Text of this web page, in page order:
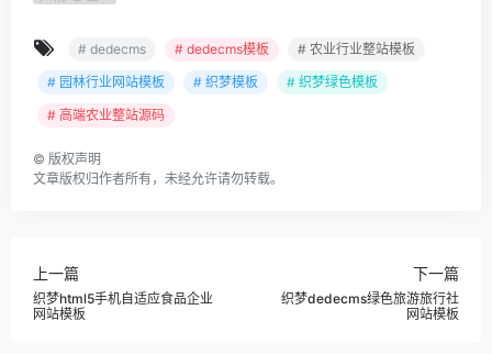
# dedecms # dedecms模板
# 农业行业整站模板
# 园林行业网站模板
# 织梦模板
# 织梦绿色模板
# 高端农业整站源码
© 版权声明
文章版权归作者所有，未经允许请勿转载。
上一篇
织梦html5手机自适应食品企业
网站模板
下一篇
织梦dedecms绿色旅游旅行社
网站模板